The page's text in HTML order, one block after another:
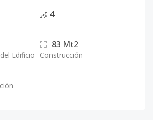
4
Edificio
83 Mt2
Construcción